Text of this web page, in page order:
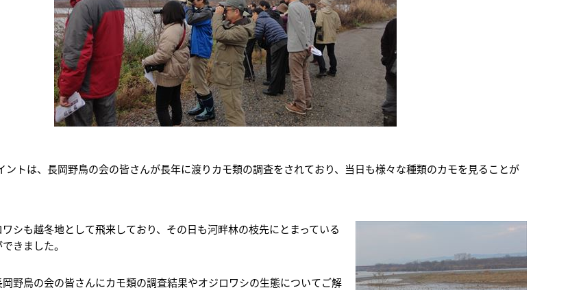
ントは、長岡野鳥の会の皆さんが長年に渡りカモ類の調査をされており、当日も様々な種類のカモを見ることが
シも越冬地として飛来しており、その日も河畔林の枝先にとまっている
きました。
野鳥の会の皆さんにカモ類の調査結果やオジロワシの生態についてご解